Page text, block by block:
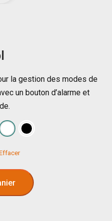
la gestion des modes de
un bouton d’alarme et